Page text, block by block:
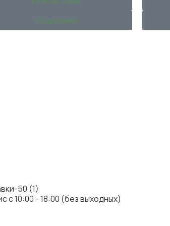
Подробнее
с 10:00 - 18:00 (без выходных)